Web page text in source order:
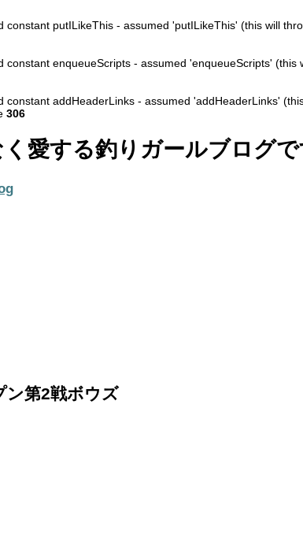
constant putILikeThis - assumed 'putILikeThis' (this will
constant enqueueScripts - assumed 'enqueueScripts'
constant addHeaderLinks - assumed 'addHeaderLinks'
306
愛する釣りガールブログで
ン第2戦ボウズ